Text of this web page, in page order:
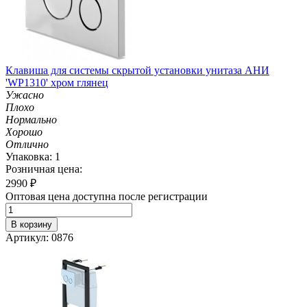
Клавиша для системы скрытой установки унитаза АНИ
'WP1310' хром глянец
Ужасно
Плохо
Нормально
Хорошо
Отлично
Упаковка: 1
Розничная цена:
2990 ₽
Оптовая цена доступна после регистрации
В корзину
Артикул: 0876